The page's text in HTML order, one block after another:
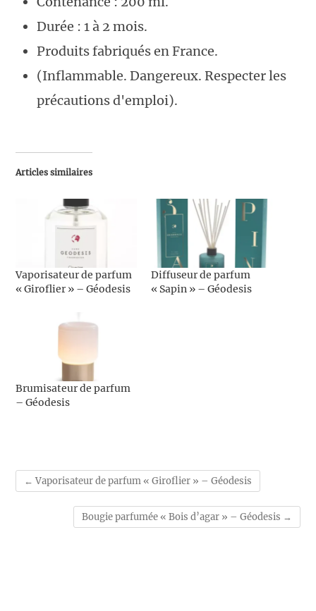
Durée : 1 à 2 mois.
Produits fabriqués en France.
(Inflammable. Dangereux. Respecter les
précautions d'emploi).
Articles similaires
Vaporisateur de parfum
« Giroflier » – Géodesis
Diffuseur de parfum
« Sapin » – Géodesis
Brumisateur de parfum
– Géodesis
← Vaporisateur de parfum « Giroflier » – Géodesis
Bougie parfumée « Bois d’agar » – Géodesis →